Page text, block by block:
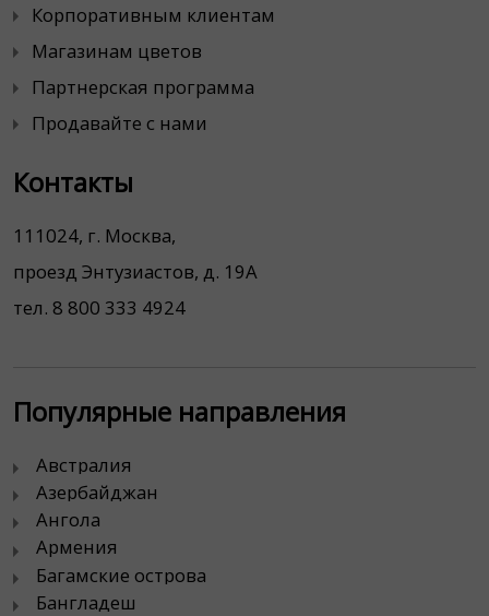
Корпоративным клиентам
Магазинам цветов
Партнерская программа
Продавайте с нами
Контакты
111024, г. Москва,
проезд Энтузиастов, д. 19А
тел. 8 800 333 4924
Популярные направления
Австралия
Азербайджан
Ангола
Армения
Багамские острова
Бангладеш